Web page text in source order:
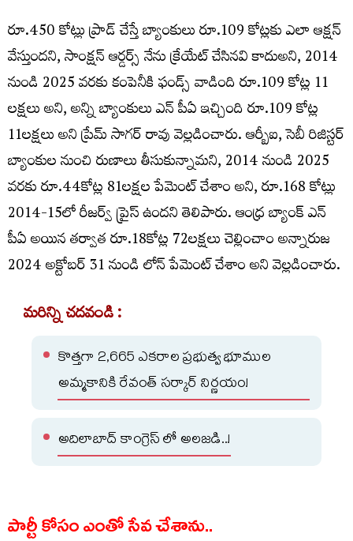
రూ.450 కోట్లు ప్రాడ్ చేస్తే బ్యాంకులు రూ.109 కోట్లకు ఎలా ఆక్షన్
వేస్తుందని, సాంక్షన్ ఆర్డర్స్ నేను క్రేయేట్ చేసినవి కాదుఅని, 2014
నుండి 2025 వరకు కంపెనీకి ఫండ్స్ వాడింది రూ.109 కోట్ల 11
లక్షలు అని, అన్ని బ్యాంకులు ఎన్ పీఏ ఇచ్చింది రూ.109 కోట్ల
11లక్షలు అని ప్రేమ్ సాగర్ రావు వెల్లడించారు. ఆర్బీఐ, సెబీ రిజిస్టర్
బ్యాంకుల నుంచి రుణాలు తీసుకున్నామని, 2014 నుండి 2025
వరకు రూ.44కోట్ల 81లక్షల పేమెంట్ చేశాం అని, రూ.168 కోట్లు
2014-15లో రీజర్వ్ ప్రైస్ ఉందని తెలిపారు. ఆంధ్ర బ్యాంక్ ఎన్
పీఏ అయిన తర్వాత రూ.18కోట్ల 72లక్షలు చెల్లించాం అన్నారుజ
2024 అక్టోబర్ 31 నుండి లోన్ పేమెంట్ చేశాం అని వెల్లడించారు.
మరిన్ని చదవండి :
కొత్తగా 2,665 ఎకరాల ప్రభుత్వ భూముల
అమ్మకానికి రేవంత్ సర్కార్ నిర్ణయం!
అదిలాబాద్ కాంగ్రెస్ లో అలజడి..!
పార్టీ కోసం ఎంతో సేవ చేశాను..